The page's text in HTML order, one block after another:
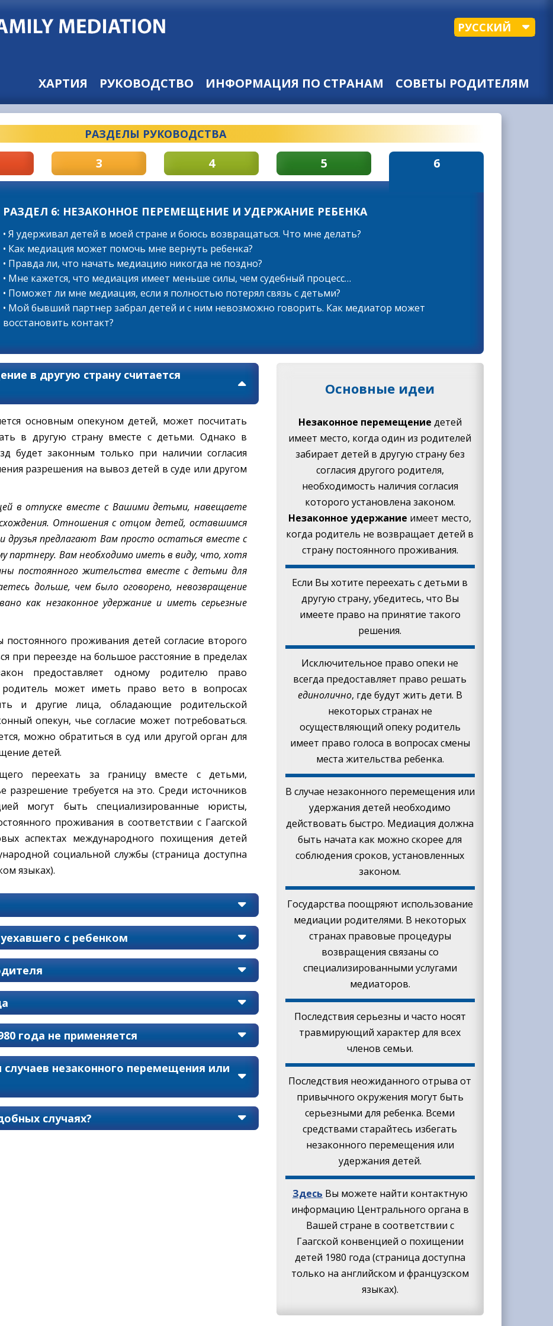
РУССКИЙ
ХАРТИЯ РУКОВОДСТВО ИНФОРМАЦИЯ ПО СТРАНАМ СОВЕТЫ РОДИТЕЛЯМ
РАЗДЕЛЫ РУКОВОДСТВА
3 4 5 6
РАЗДЕЛ 6: НЕЗАКОННОЕ ПЕРЕМЕЩЕНИЕ И УДЕРЖАНИЕ РЕБЕНКА
• Я удерживал детей в моей стране и боюсь возвращаться. Что мне делать?
• Как медиация может помочь мне вернуть ребенка?
• Правда ли, что начать медиацию никогда не поздно?
• Мне кажется, что медиация имеет меньше силы, чем судебный процесс…
• Поможет ли мне медиация, если я полностью потерял связь с детьми?
• Мой бывший партнер забрал детей и с ним невозможно говорить. Как медиатор может
восстановить контакт?
в другую страну считается
основным опекуном детей, может посчитать
в другую страну вместе с детьми. Однако в
будет законным только при наличии согласия
разрешения на вывоз детей в суде или другом
в отпуске вместе с Вашими детьми, навещаете
Отношения с отцом детей, оставшимся
друзья предлагают Вам просто остаться вместе с
партнеру. Вам необходимо иметь в виду, что, хотя
постоянного жительства вместе с детьми для
дольше, чем было оговорено, невозвращение
как незаконное удержание и иметь серьезные
проживания детей согласие второго
при переезде на большое расстояние в пределах
предоставляет одному родителю право
может иметь право вето в вопросах
и другие лица, обладающие родительской
опекун, чье согласие может потребоваться.
можно обратиться в суд или другой орган для
детей.
переехать за границу вместе с детьми,
разрешение требуется на это. Среди источников
могут быть специализированные юристы,
проживания в соответствии с Гаагской
аспектах международного похищения детей
социальной службы (страница доступна
языках).
с ребенком
года не применяется
незаконного перемещения или
случаях?
Основные идеи
Незаконное перемещение детей
имеет место, когда один из родителей
забирает детей в другую страну без
согласия другого родителя,
необходимость наличия согласия
которого установлена законом.
Незаконное удержание имеет место,
когда родитель не возвращает детей в
страну постоянного проживания.
Если Вы хотите переехать с детьми в
другую страну, убедитесь, что Вы
имеете право на принятие такого
решения.
Исключительное право опеки не
всегда предоставляет право решать
единолично, где будут жить дети. В
некоторых странах не
осуществляющий опеку родитель
имеет право голоса в вопросах смены
места жительства ребенка.
В случае незаконного перемещения или
удержания детей необходимо
действовать быстро. Медиация должна
быть начата как можно скорее для
соблюдения сроков, установленных
законом.
Государства поощряют использование
медиации родителями. В некоторых
странах правовые процедуры
возвращения связаны со
специализированными услугами
медиаторов.
Последствия серьезны и часто носят
травмирующий характер для всех
членов семьи.
Последствия неожиданного отрыва от
привычного окружения могут быть
серьезными для ребенка. Всеми
средствами старайтесь избегать
незаконного перемещения или
удержания детей.
Здесь Вы можете найти контактную
информацию Центрального органа в
Вашей стране в соответствии с
Гаагской конвенцией о похищении
детей 1980 года (страница доступна
только на английском и французском
языках).